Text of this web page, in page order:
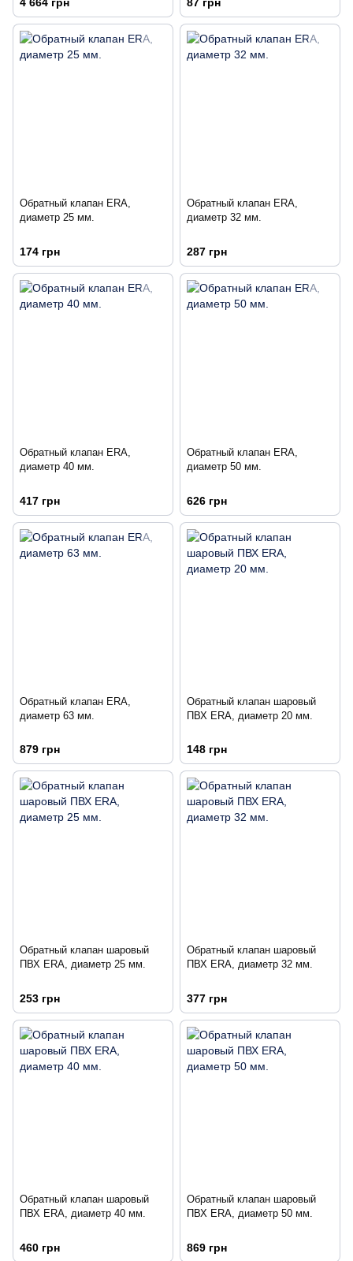
Обратный клапан ERA,
диаметр 25 мм.
174 грн
Обратный клапан ERA,
диаметр 32 мм.
287 грн
Обратный клапан ERA,
диаметр 40 мм.
417 грн
Обратный клапан ERA,
диаметр 50 мм.
626 грн
Обратный клапан ERA,
диаметр 63 мм.
879 грн
Обратный клапан шаровый
ПВХ ERA, диаметр 20 мм.
148 грн
Обратный клапан шаровый
ПВХ ERA, диаметр 25 мм.
253 грн
Обратный клапан шаровый
ПВХ ERA, диаметр 32 мм.
377 грн
Обратный клапан шаровый
ПВХ ERA, диаметр 40 мм.
460 грн
Обратный клапан шаровый
ПВХ ERA, диаметр 50 мм.
869 грн